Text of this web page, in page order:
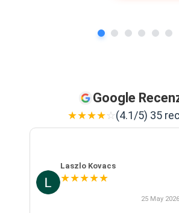
Google
★★★★☆(4.1/5) 35
Laszlo Kovacs
★★★★★
25 May 2026